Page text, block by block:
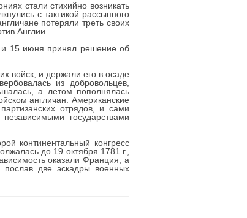
стали стихийно возникать
с тактикой рассыпного
потеряли треть своих
Англии.
и 15 июня принял решение об
войск, и держали его в осаде
из добровольцев,
а летом пополнялась
англичан. Американские
отрядов, и сами
государствами
континентальный конгресс
до 19 октября 1781 г.,
оказали Франция, а
послав две эскадры военных